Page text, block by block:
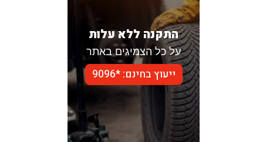
התקנה ללא עלות
על כל הצמיגים באתר
ייעוץ בחינם: *9096